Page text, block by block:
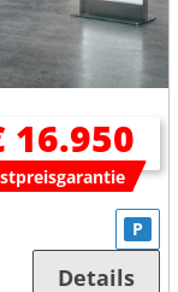
16.950
P
Details